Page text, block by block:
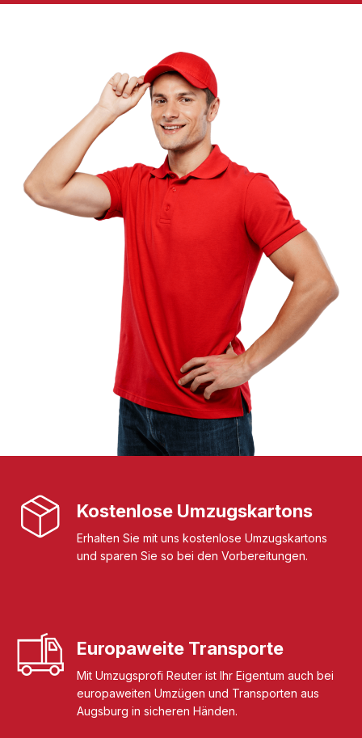
Kostenlose Umzugskartons
Erhalten Sie mit uns kostenlose Umzugskartons
und sparen Sie so bei den Vorbereitungen.
Europaweite Transporte
Mit Umzugsprofi Reuter ist Ihr Eigentum auch bei
europaweiten Umzügen und Transporten aus
Augsburg in sicheren Händen.